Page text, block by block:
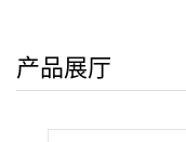
产品展厅